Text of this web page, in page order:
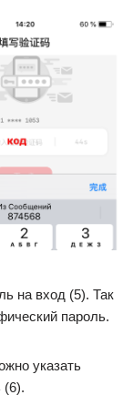
на вход (5). Так
пароль.
указать
(6).